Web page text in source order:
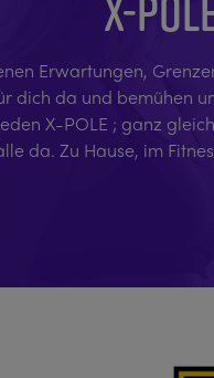
Erwartungen,
dich da und bemühen
X-POLE ; ganz
da. Zu Hause, im